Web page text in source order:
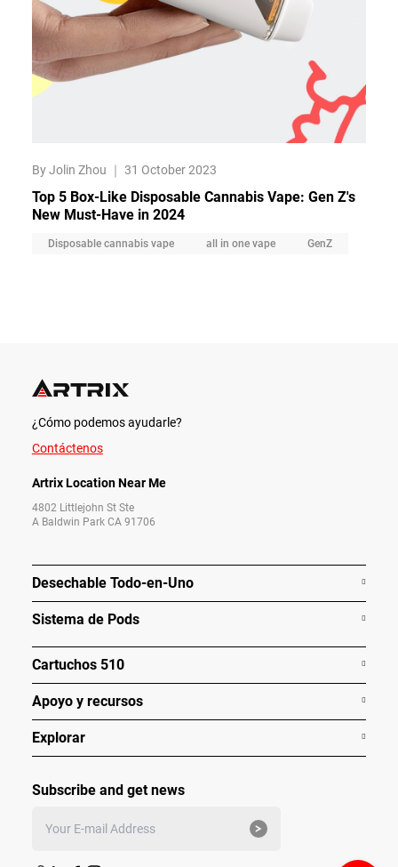
By Jolin Zhou ｜ 31 October 2023
Top 5 Box-Like Disposable Cannabis Vape: Gen Z's
New Must-Have in 2024
Disposable cannabis vape all in one vape GenZ
¿Cómo podemos ayudarle?
Contáctenos
Artrix Location Near Me
4802 Littlejohn St Ste
A Baldwin Park CA 91706
Desechable Todo-en-Uno
Sistema de Pods
Cartuchos 510
Apoyo y recursos
Explorar
Subscribe and get news